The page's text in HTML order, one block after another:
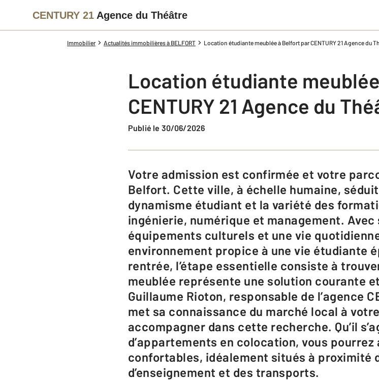
CENTURY 21 Agence du Théâtre
Immobilier Actualités immobilières à BELFORT Location étudiante meublée à Belfort par CENTURY 21 Agence du
Location étudiante
CENTURY 21 Agence du
Publié le 30/06/2026
Votre admission est confirmée et votre parcours postbac peut débuter à
Belfort. Cette ville, à échelle humaine,
dynamisme étudiant et la variété des
ingénierie, numérique et management.
équipements culturels et une vie
environnement propice à une vie étudiante
rentrée, l’étape essentielle consiste à
meublée représente une solution courante
Guillaume Rioton, responsable de l’agence
met sa connaissance du marché local à
accompagner dans cette recherche. Qu’il
d’appartements en colocation, vous pourrez
confortables, idéalement situés à proximité
d’enseignement et des transports.